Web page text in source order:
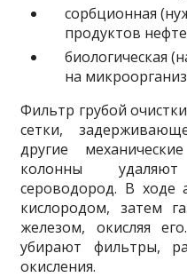
сорбционная
продуктов
биологическая
на
Фильтр грубой
сетки,
другие
колонны
сероводород. В ходе
кислородом, затем
железом, окисляя
убирают фильтры,
окисления.